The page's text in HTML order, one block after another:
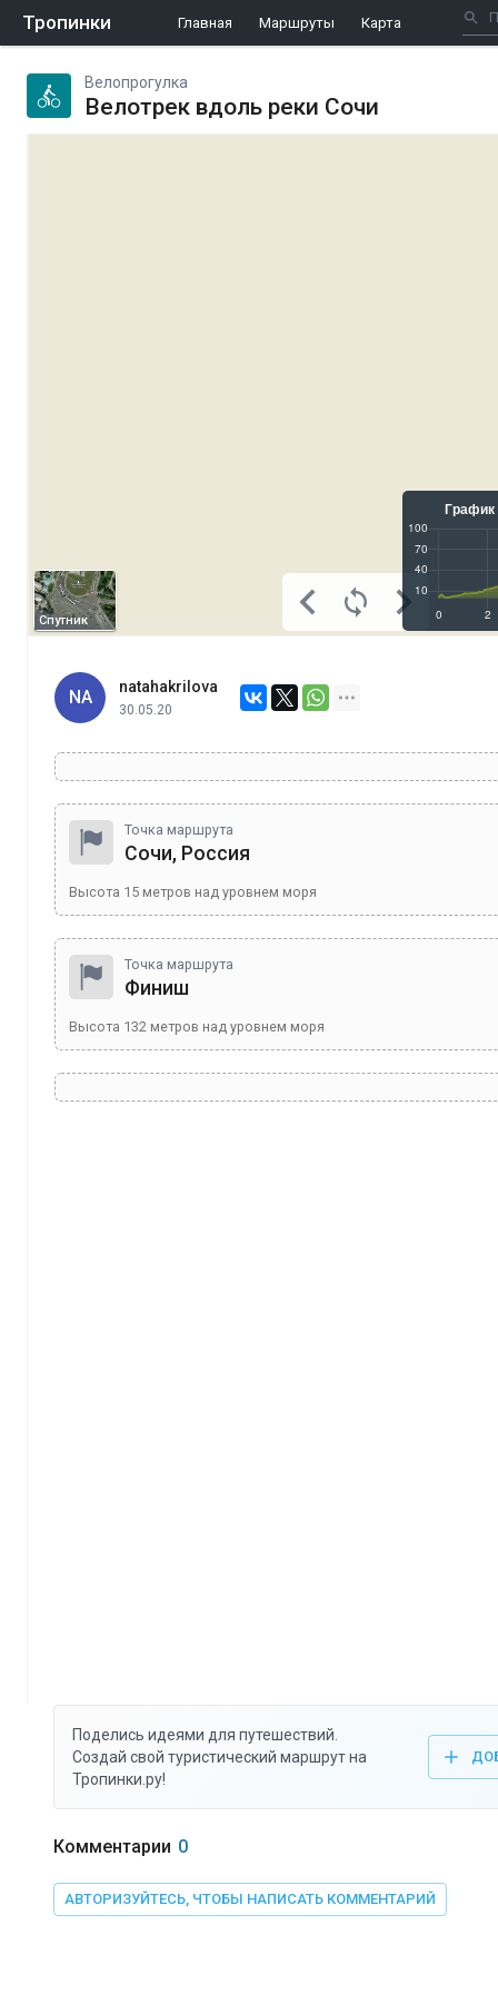
Тропинки Главная Маршруты Карта
Велопрогулка
Велотрек вдоль реки Сочи
Спутник
NA
natahakrilova
30.05.20
Точка маршрута
Сочи, Россия
Высота 15 метров над уровнем моря
Точка маршрута
Финиш
Высота 132 метров над уровнем моря
Поделись идеями для путешествий.
Создай свой туристический маршрут на
Тропинки.ру!
Комментарии 0
АВТОРИЗУЙТЕСЬ, ЧТОБЫ НАПИСАТЬ КОММЕНТАРИЙ